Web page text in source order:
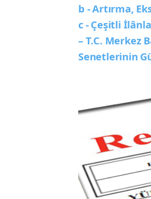
b - Artırma,
c - Çeşitli
– T.C. Merkez
Senetlerinin